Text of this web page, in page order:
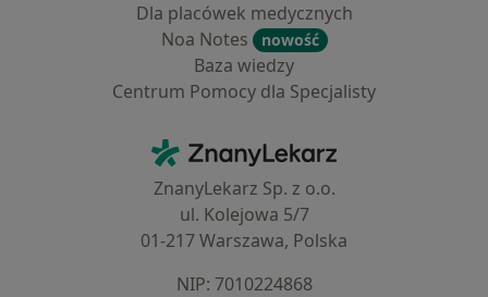
Dla placówek medycznych
Noa Notes
nowość
Baza wiedzy
Centrum Pomocy dla Specjalisty
ZnanyLekarz - Strona główna
ZnanyLekarz Sp. z o.o.
ul. Kolejowa 5/7
01-217 Warszawa, Polska
NIP: ⁠7010224868